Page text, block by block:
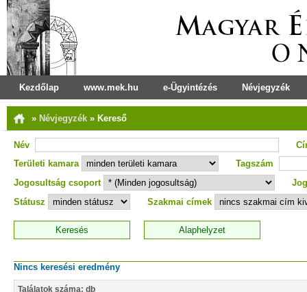
Kezdőlap www.mek.hu e-Ügyintézés Névjegyzék
» Névjegyzék » Kereső
Név
Területi kamara
Tagszám
Jogosultság csoport
Státusz
Szakmai címek
Nincs keresési eredmény
Találatok száma: db